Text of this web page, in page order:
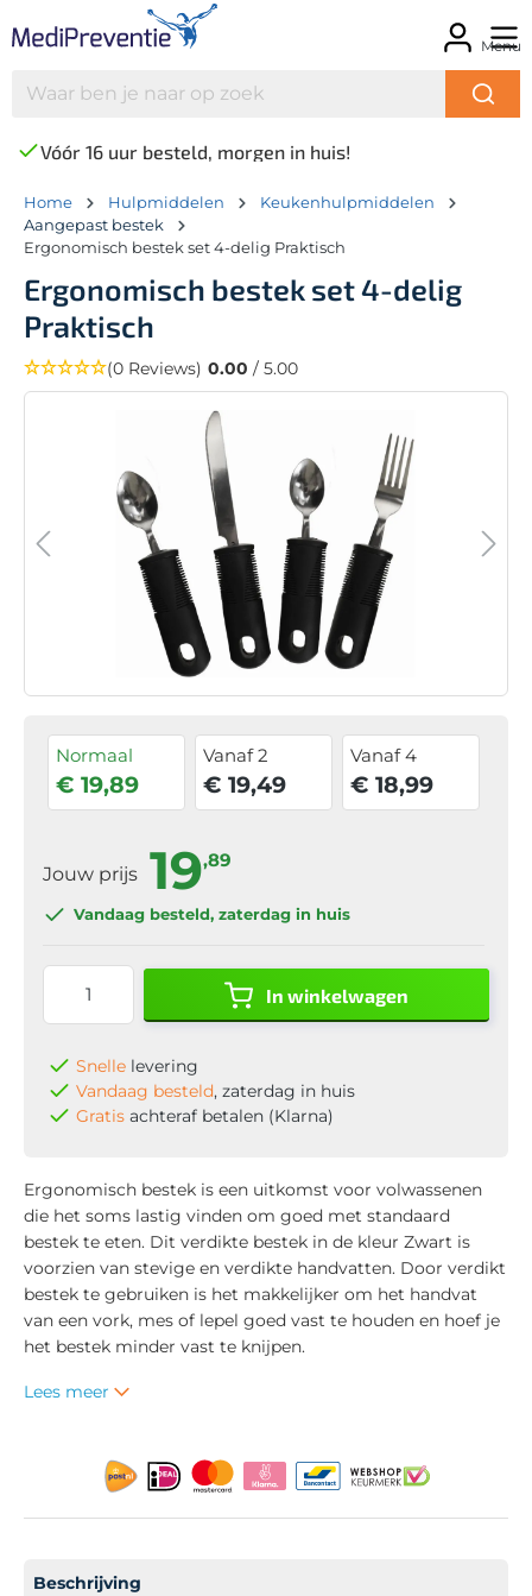
Menu
Vóór 16 uur besteld, morgen in huis!
Home Hulpmiddelen
Keukenhulpmiddelen
Aangepast bestek
Ergonomisch bestek set 4-delig Praktisch
Ergonomisch bestek set 4-delig
Praktisch
(0 Reviews) 0.00 / 5.00
Normaal
€ 19,89
Vanaf 2
€ 19,49
Vanaf 4
€ 18,99
Jouw prijs 19,89
Vandaag besteld, zaterdag in huis
In winkelwagen
Snelle levering
Vandaag besteld, zaterdag in huis
Gratis achteraf betalen (Klarna)
Ergonomisch bestek is een uitkomst voor volwassenen
die het soms lastig vinden om goed met standaard
bestek te eten. Dit verdikte bestek in de kleur Zwart is
voorzien van stevige en verdikte handvatten. Door verdikt
bestek te gebruiken is het makkelijker om het handvat
van een vork, mes of lepel goed vast te houden en hoef je
het bestek minder vast te knijpen.
Lees meer
Beschrijving